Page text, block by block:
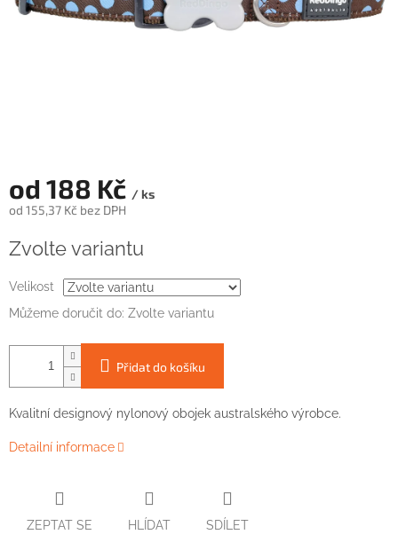
od 188 Kč / ks
od 155,37 Kč bez DPH
cena:
Zvolte variantu
Velikost
Můžeme doručit do: Zvolte variantu
Přidat do košíku
Kvalitní designový nylonový obojek australského výrobce.
Detailní informace
ZEPTAT SE HLÍDAT SDÍLET